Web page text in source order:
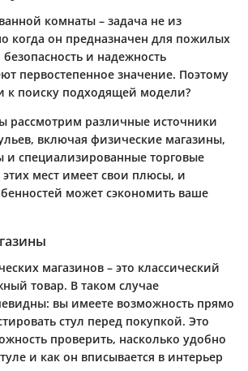
комнаты – задача не из
когда он предназначен для пожилых
и надежность
первостепенное значение. Поэтому
к поиску подходящей модели?
рассмотрим различные источники
включая физические магазины,
и специализированные торговые
мест имеет свои плюсы, и
может сэкономить ваше
магазинов – это классический
товар. В таком случае
вы имеете возможность прямо
стул перед покупкой. Это
проверить, насколько удобно
и как он вписывается в интерьер